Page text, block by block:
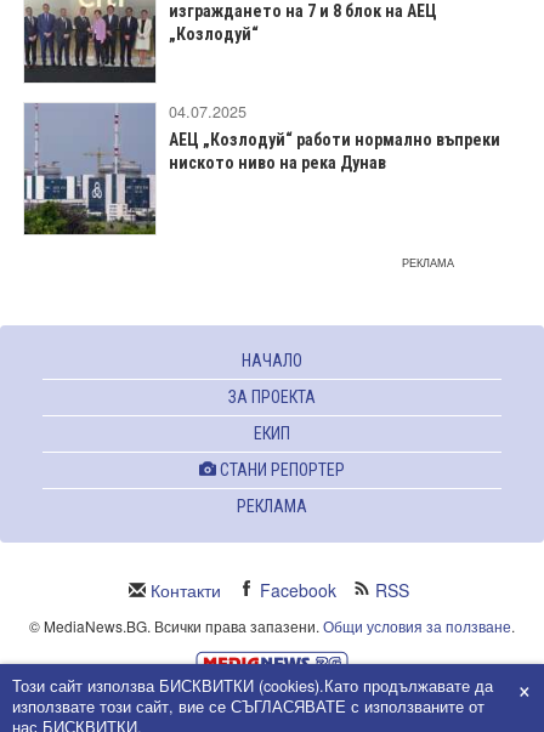
изграждането на 7 и 8 блок на АЕЦ
„Козлодуй“
04.07.2025
АЕЦ „Козлодуй“ работи нормално въпреки
ниското ниво на река Дунав
РЕКЛАМА
НАЧАЛО
ЗА ПРОЕКТА
ЕКИП
СТАНИ РЕПОРТЕР
РЕКЛАМА
Контакти Facebook RSS
© MediaNews.BG. Всички права запазени.Общи условия за ползване.
Powered and owned by Intersat Ltd.
Собственост на Интерсат ООД.
Този сайт използва БИСКВИТКИ (cookies).Като продължавате да
използвате този сайт, вие се СЪГЛАСЯВАТЕ с използваните от
нас БИСКВИТКИ.
×